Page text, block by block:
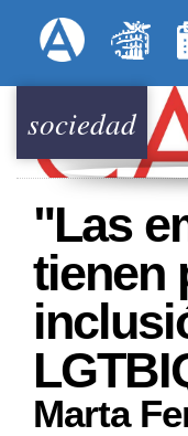
Menú
sociedad
"Las
tienen
Marta